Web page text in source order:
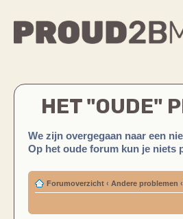
HET "OUDE"
We zijn overgegaan naar een
Op het oude forum kun je niets
Forumoverzicht ‹ Andere problemen ‹